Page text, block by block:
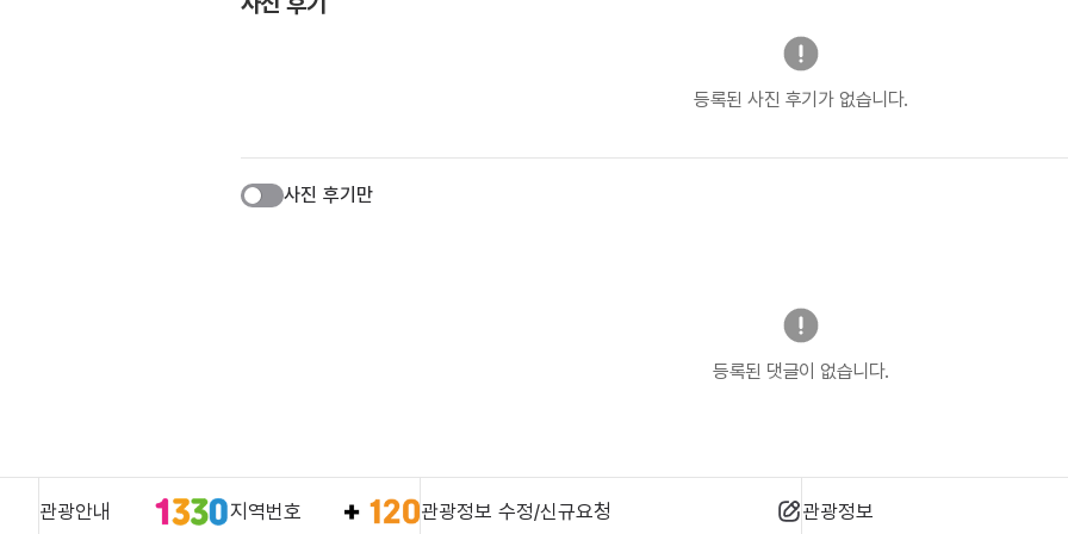
등록된 사진 후기가 없습니다.
사진 후기만
등록된 댓글이 없습니다.
관광안내 지역번호 관광정보 수정/신규요청 관광정보